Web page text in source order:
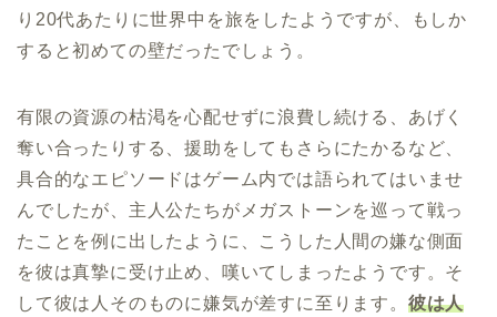
り20代あたりに世界中を旅をしたようですが、もしか
すると初めての壁だったでしょう。
有限の資源の枯渇を心配せずに浪費し続ける、あげく
奪い合ったりする、援助をしてもさらにたかるなど、
具合的なエピソードはゲーム内では語られてはいませ
んでしたが、主人公たちがメガストーンを巡って戦っ
たことを例に出したように、こうした人間の嫌な側面
を彼は真摯に受け止め、嘆いてしまったようです。そ
して彼は人そのものに嫌気が差すに至ります。 彼は人